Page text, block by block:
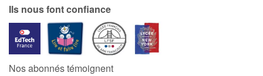
Ils nous font confiance
Nos abonnés témoignent